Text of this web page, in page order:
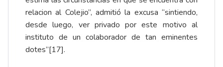
relacion al Colejio”, admitió la excusa “sintiendo,
desde luego, ver privado por este motivo al
instituto de un colaborador de tan eminentes
dotes”[17].